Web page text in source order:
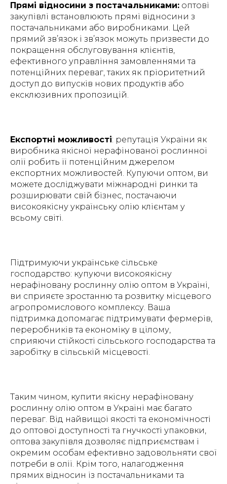
Прямі відносини з постачальниками: оптові
закупівлі встановлюють прямі відносини з
постачальниками або виробниками. Цей
прямий зв’язок і зв’язок можуть призвести до
покращення обслуговування клієнтів,
ефективного управління замовленнями та
потенційних переваг, таких як пріоритетний
доступ до випусків нових продуктів або
ексклюзивних пропозицій.
Експортні можливості: репутація України як
виробника якісної нерафінованої рослинної
олії робить її потенційним джерелом
експортних можливостей. Купуючи оптом, ви
можете досліджувати міжнародні ринки та
розширювати свій бізнес, постачаючи
високоякісну українську олію клієнтам у
всьому світі.
Підтримуючи українське сільське
господарство: купуючи високоякісну
нерафіновану рослинну олію оптом в Україні,
ви сприяєте зростанню та розвитку місцевого
агропромислового комплексу. Ваша
підтримка допомагає підтримувати фермерів,
переробників та економіку в цілому,
сприяючи стійкості сільського господарства та
заробітку в сільській місцевості.
Таким чином, купити якісну нерафіновану
рослинну олію оптом в Україні має багато
переваг. Від найвищої якості та економічності
до оптової доступності та гнучкості упаковки,
оптова закупівля дозволяє підприємствам і
окремим особам ефективно задовольняти свої
потреби в олії. Крім того, налагодження
прямих відносин із постачальниками та